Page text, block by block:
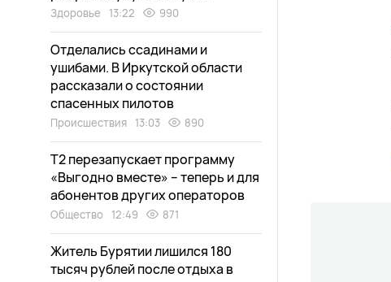
Здоровье 13:22 990
Отделались ссадинами и
ушибами. В Иркутской области
рассказали о состоянии
спасенных пилотов
Происшествия 13:03 890
Т2 перезапускает программу
«Выгодно вместе» – теперь и для
абонентов других операторов
Общество 12:49 871
Житель Бурятии лишился 180
тысяч рублей после отдыха в